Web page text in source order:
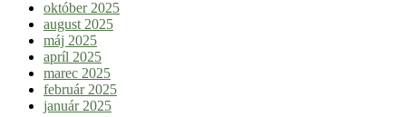
október 2025
august 2025
máj 2025
apríl 2025
marec 2025
február 2025
január 2025